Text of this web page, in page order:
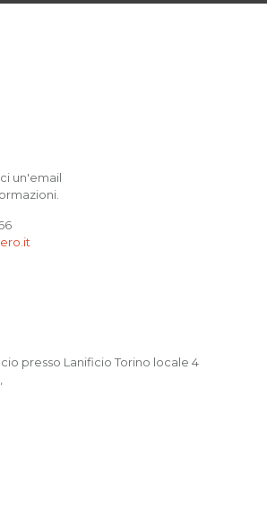
un'email
presso Lanificio Torino locale 4